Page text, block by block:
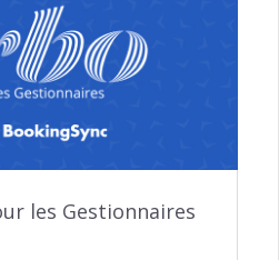
les Gestionnaires